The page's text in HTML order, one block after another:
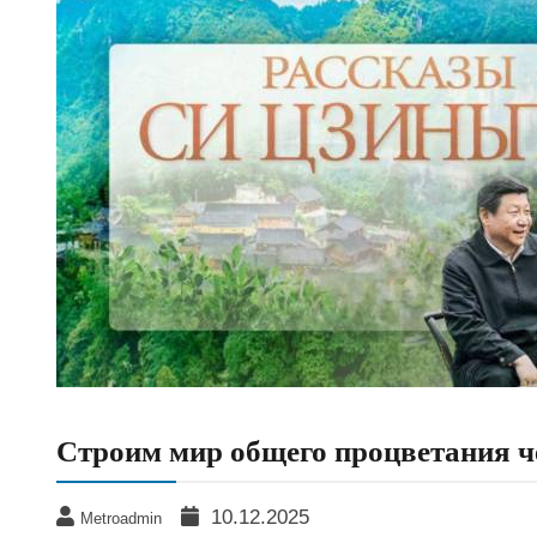
Строим мир общего процветания
Metroadmin 10.12.2025